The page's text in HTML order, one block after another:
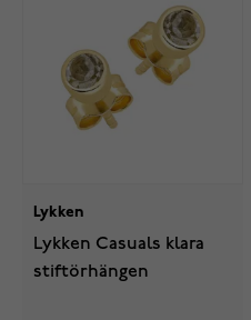
Lykken
Lykken Casuals klara
stiftörhängen